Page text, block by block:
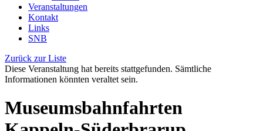
Veranstaltungen
Kontakt
Links
SNB
Zurück zur Liste
Diese Veranstaltung hat bereits stattgefunden. Sämtliche
Informationen könnten veraltet sein.
Museumsbahnfahrten